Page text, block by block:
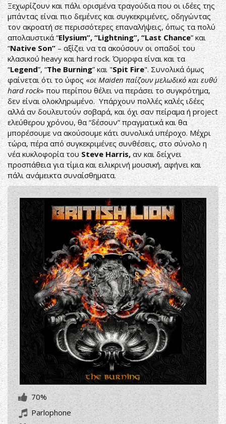
Ξεχωρίζουν και πάλι ορισμένα τραγούδια που οι ιδέες της
μπάντας είναι πιο δεμένες και συγκεκριμένες, οδηγώντας
τον ακροατή σε περισσότερες επαναλήψεις, όπως τα πολύ
απολαυστικά “Elysium”, “Lightning”, “Last Chance” και
“Native Son”– αξίζει να τα ακούσουν οι οπαδοί του
κλασικού heavy και hard rock. Όμορφα είναι και τα
“Legend”, “The Burning” και "Spit Fire". Συνολικά όμως
φαίνεται ότι το ύφος «οι Maiden παίζουν μελωδικό και ευθύ
hard rock» που περίπου θέλει να περάσει το συγκρότημα,
δεν είναι ολοκληρωμένο. Υπάρχουν πολλές καλές ιδέες
αλλά αν δουλευτούν σοβαρά, και όχι σαν πείραμα ή project
ελεύθερου χρόνου, θα “δέσουν” πραγματικά και θα
μπορέσουμε να ακούσουμε κάτι συνολικά υπέροχο. Μέχρι
τώρα, πέρα από συγκεκριμένες συνθέσεις, στο σύνολο η
νέα κυκλοφορία τουSteve Harris, αν και δείχνει
προσπάθεια για τίμια και ειλικρινή μουσική, αφήνει και
πάλι ανάμεικτα συναίσθηματα.
70%
Parlophone